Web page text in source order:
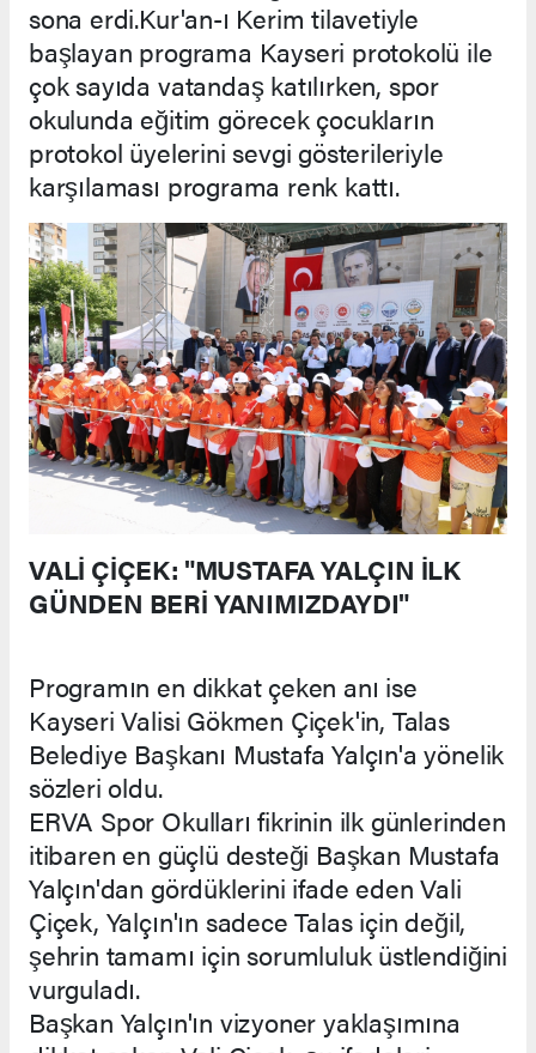
sona erdi.Kur'an-ı Kerim tilavetiyle
başlayan programa Kayseri protokolü ile
çok sayıda vatandaş katılırken, spor
okulunda eğitim görecek çocukların
protokol üyelerini sevgi gösterileriyle
karşılaması programa renk kattı.
VALİ ÇİÇEK: "MUSTAFA YALÇIN İLK
GÜNDEN BERİ YANIMIZDAYDI"
Programın en dikkat çeken anı ise
Kayseri Valisi Gökmen Çiçek'in, Talas
Belediye Başkanı Mustafa Yalçın'a yönelik
sözleri oldu.
ERVA Spor Okulları fikrinin ilk günlerinden
itibaren en güçlü desteği Başkan Mustafa
Yalçın'dan gördüklerini ifade eden Vali
Çiçek, Yalçın'ın sadece Talas için değil,
şehrin tamamı için sorumluluk üstlendiğini
vurguladı.
Başkan Yalçın'ın vizyoner yaklaşımına